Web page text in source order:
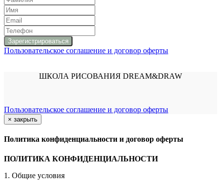
Пользовательское соглашение и договор оферты
ШКОЛА РИСОВАНИЯ DREAM&DRAW
Пользовательское соглашение и договор оферты
× закрыть
Политика конфиденциальности и договор оферты
ПОЛИТИКА КОНФИДЕНЦИАЛЬНОСТИ
1. Общие условия